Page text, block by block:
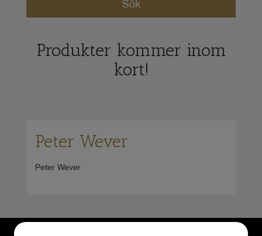
Produkter kommer inom
kort!
Peter Wever
Peter Wever